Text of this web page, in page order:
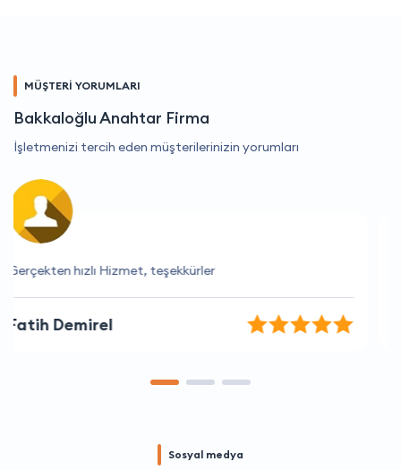
MÜŞTERİ YORUMLARI
Bakkaloğlu Anahtar Firma
İşletmenizi tercih eden müşterilerinizin yorumları
Fiyatlar çok makul ve hizmet kalitesi yüksek.
Tuğçe Çalışkan
Sosyal medya